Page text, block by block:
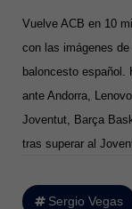
Vuelve ACB en 10
con las imágenes
baloncesto español.
ante Andorra,
Joventut, Barça
tras superar al
Sergio Vegas